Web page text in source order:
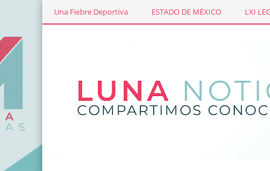
Una Fiebre Deportiva ESTADO DE MÉXICO LXI